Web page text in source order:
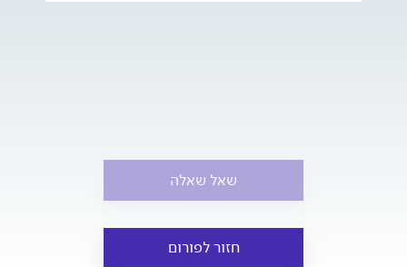
שאל שאלה
חזור לפורום